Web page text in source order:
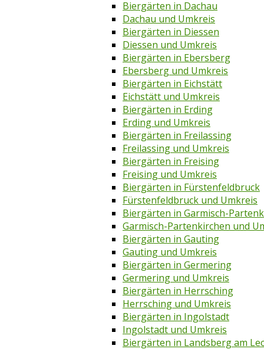
Biergärten in Dachau
Dachau und Umkreis
Biergärten in Diessen
Diessen und Umkreis
Biergärten in Ebersberg
Ebersberg und Umkreis
Biergärten in Eichstätt
Eichstätt und Umkreis
Biergärten in Erding
Erding und Umkreis
Biergärten in Freilassing
Freilassing und Umkreis
Biergärten in Freising
Freising und Umkreis
Biergärten in Fürstenfeldbruck
Fürstenfeldbruck und Umkreis
Biergärten in Garmisch-
Garmisch-Partenkirchen und
Biergärten in Gauting
Gauting und Umkreis
Biergärten in Germering
Germering und Umkreis
Biergärten in Herrsching
Herrsching und Umkreis
Biergärten in Ingolstadt
Ingolstadt und Umkreis
Biergärten in Landsberg am